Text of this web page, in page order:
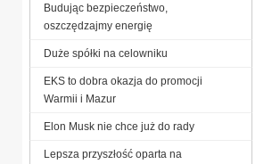
Budując bezpieczeństwo,
oszczędzajmy energię
Duże spółki na celowniku
EKS to dobra okazja do promocji
Warmii i Mazur
Elon Musk nie chce już do rady
Lepsza przyszłość oparta na